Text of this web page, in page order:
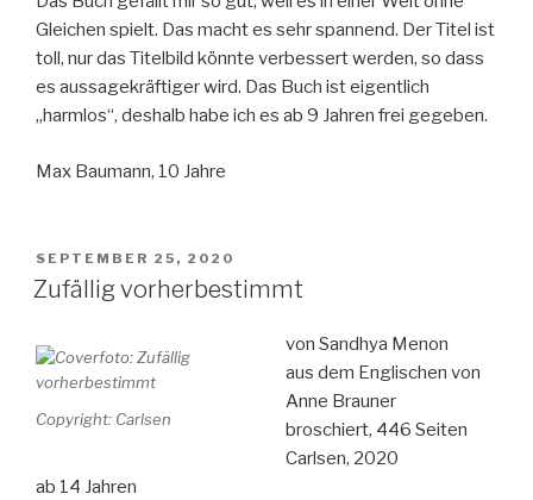
Gleichen spielt. Das macht es sehr spannend. Der Titel ist
toll, nur das Titelbild könnte verbessert werden, so dass
es aussagekräftiger wird. Das Buch ist eigentlich
„harmlos“, deshalb habe ich es ab 9 Jahren frei gegeben.
Max Baumann, 10 Jahre
VERÖFFENTLICHT
AM
SEPTEMBER 25, 2020
Zufällig vorherbestimmt
Copyright: Carlsen
von Sandhya Menon
aus dem Englischen von
Anne Brauner
broschiert, 446 Seiten
Carlsen, 2020
ab 14 Jahren